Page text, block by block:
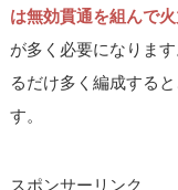
は無効貫通を組んで
が多く必要になりま
るだけ多く編成する
す。
スポンサーリンク